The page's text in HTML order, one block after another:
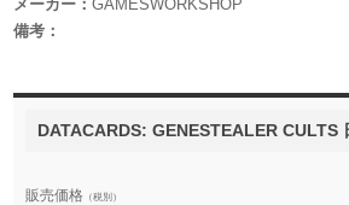
メーカー：GAMESWORKSHOP
備考：
DATACARDS: GENESTEALER CULTS
販売価格 （税別）